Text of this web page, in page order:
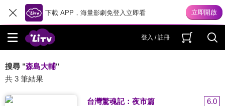
下載 APP，海量影劇免登入立即看
登入 / 註冊
搜尋 "森島大輔"
共 3 筆結果
台灣驚魂記：夜市篇
6.0